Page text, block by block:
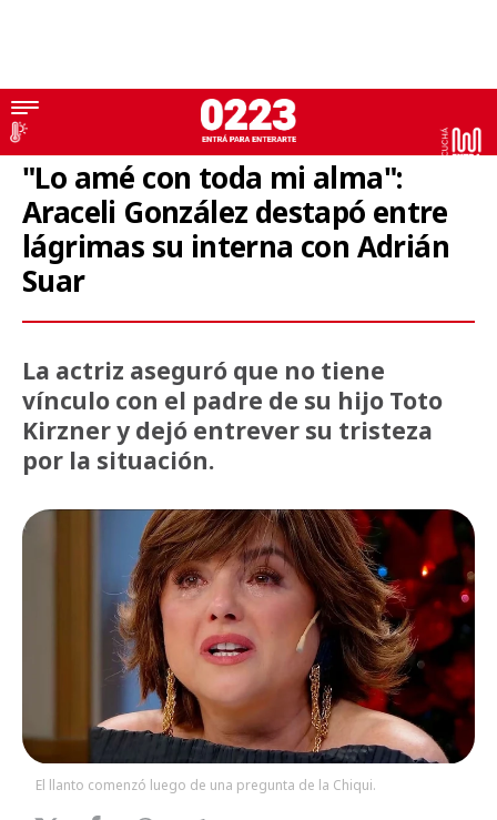
Araceli González
"Lo amé con toda mi alma":
Araceli González destapó entre
lágrimas su interna con Adrián
Suar
La actriz aseguró que no tiene
vínculo con el padre de su hijo Toto
Kirzner y dejó entrever su tristeza
por la situación.
El llanto comenzó luego de una pregunta de la Chiqui.